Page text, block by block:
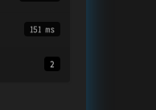
151 ms
2